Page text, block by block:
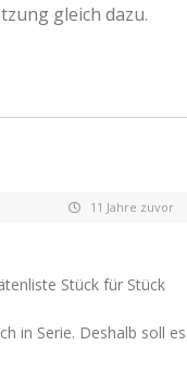
gleich dazu.
11 Jahre zuvor
Stück für Stück
in Serie. Deshalb soll es